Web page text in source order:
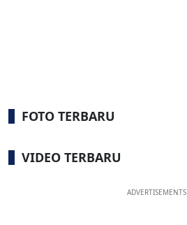
FOTO TERBARU
VIDEO TERBARU
ADVERTISEMENTS